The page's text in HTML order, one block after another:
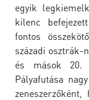
egyik
kilenc
fontos
századi osztrák-
és mások 20.
Pályafutása